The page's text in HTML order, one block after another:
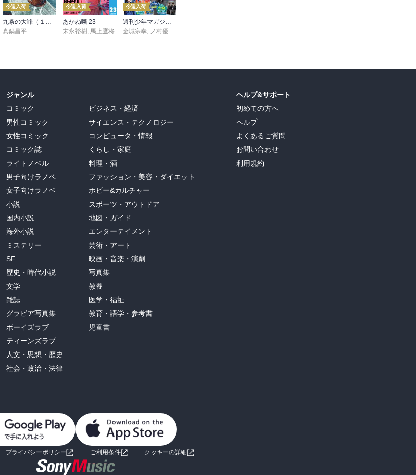
Tea
今週入荷
九条の大罪（１７）
真鍋昌平
今週入荷
あかね噺 23
末永裕樹, 馬上鷹将
今週入荷
週刊少年マガジン 2026年36・37号[2026年8月5日発売]
金城宗幸, ノ村優介
ジャンル
コミック
男性コミック
女性コミック
コミック誌
ライトノベル
男子向けラノベ
女子向けラノベ
小説
国内小説
海外小説
ミステリー
SF
歴史・時代小説
文学
雑誌
グラビア写真集
ボーイズラブ
ティーンズラブ
人文・思想・歴史
社会・政治・法律
ビジネス・経済
サイエンス・テクノロジー
コンピュータ・情報
くらし・家庭
料理・酒
ファッション・美容・ダイエット
ホビー&カルチャー
スポーツ・アウトドア
地図・ガイド
エンターテイメント
芸術・アート
映画・音楽・演劇
写真集
教養
医学・福祉
教育・語学・参考書
児童書
ヘルプ&サポート
初めての方へ
ヘルプ
よくあるご質問
お問い合わせ
利用規約
プライバシーポリシー ご利用条件 クッキーの詳細